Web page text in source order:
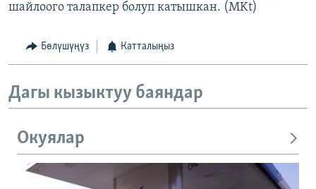
шайлоого талапкер болуп катышкан. (MKt)
Бөлүшүңүз Катталыңыз
Дагы кызыктуу баяндар
Окуялар